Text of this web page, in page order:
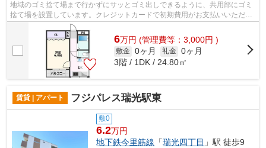
地域のゴミ捨て場まで行かずにサッとゴミ出しできるように、共用部にゴミ
捨て場を設置しています。クレジットカードで初期費用がお支払いいただけ
るので、決済の手間が軽減できます。...
6万円 (管理費等：3,000円 )
敷金 0ヶ月 礼金 0ヶ月
3階 / 1DK / 24.80㎡
賃貸 | アパート フジパレス瑞光駅東
敷0
6.2万円
地下鉄今里筋線 「瑞光四丁目 」駅 徒歩9